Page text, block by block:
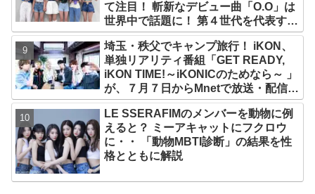
て注目！ 斬新なデビュー曲「O.O」は
世界中で話題に！ 第４世代を代表する
美女ソリュンをはじめ、全員ビジュア
ルメンバーといわれるその魅力をチェ
ック
埼玉・秩父でキャンプ旅行！ iKON、
単独リアリティ番組「GET READY,
iKON TIME!～iKONICのためなら～ 」
が、７月７日からMnetで放送・配信ス
タート
LE SSERAFIMのメンバーを動物に例
えると？ ミーアキャットにフクロウ
に・・ 「動物MBTI診断」の結果を性
格とともに解説